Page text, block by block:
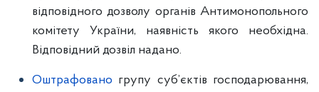
відповідного дозволу органів Антимонопольного
комітету України, наявність якого необхідна.
Відповідний дозвіл надано.
Оштрафовано групу суб’єктів господарювання,